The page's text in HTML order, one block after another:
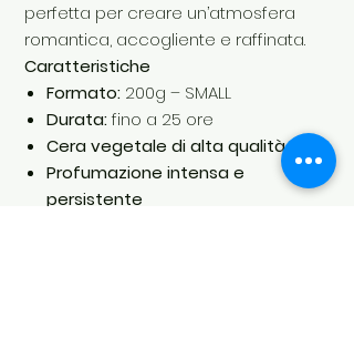
perfetta per creare un’atmosfera
romantica, accogliente e raffinata.
Caratteristiche
Formato: 200g – SMALL
Durata:fino a 25 ore
Cera vegetale di alta qualità
Profumazione intensa e
persistente